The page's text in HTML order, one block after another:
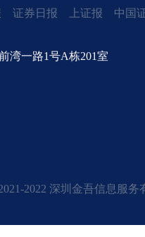
证券日报 上证报 中国
湾一路1号A栋201室
2022 深圳金吾信息服务